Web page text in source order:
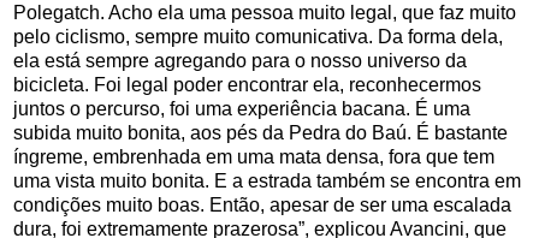
Polegatch. Acho ela uma pessoa muito legal, que faz muito
pelo ciclismo, sempre muito comunicativa. Da forma dela,
ela está sempre agregando para o nosso universo da
bicicleta. Foi legal poder encontrar ela, reconhecermos
juntos o percurso, foi uma experiência bacana. É uma
subida muito bonita, aos pés da Pedra do Baú. É bastante
íngreme, embrenhada em uma mata densa, fora que tem
uma vista muito bonita. E a estrada também se encontra em
condições muito boas. Então, apesar de ser uma escalada
dura, foi extremamente prazerosa”, explicou Avancini, que